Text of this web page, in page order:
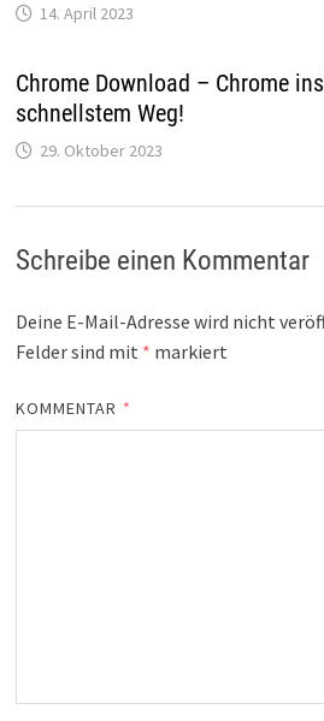
14. April 2023
Chrome Download – Chrome
schnellstem Weg!
29. Oktober 2023
Schreibe einen Kommentar
Deine E-Mail-Adresse wird nicht
Felder sind mit * markiert
KOMMENTAR *